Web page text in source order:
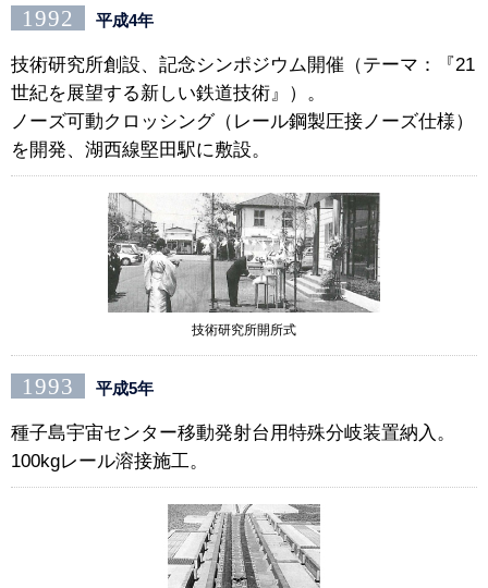
1992 平成4年
技術研究所創設、記念シンポジウム開催（テーマ：『21
世紀を展望する新しい鉄道技術』）。
ノーズ可動クロッシング（レール鋼製圧接ノーズ仕様）
を開発、湖西線堅田駅に敷設。
技術研究所開所式
1993 平成5年
種子島宇宙センター移動発射台用特殊分岐装置納入。
100kgレール溶接施工。